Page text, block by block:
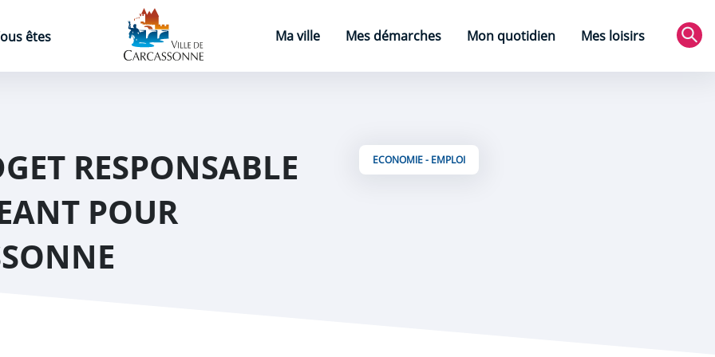
êtes
Page d'accueil
Ma ville
Mes démarches Mon quotidien
Mes loisirs
RESPONSABLE
POUR
ECONOMIE - EMPLOI